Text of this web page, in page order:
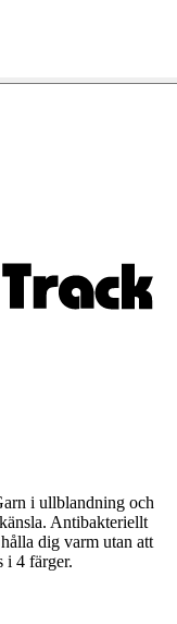
i ullblandning och
Antibakteriellt
dig varm utan att
i 4 färger.